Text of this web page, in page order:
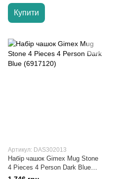
Купити
Артикул: DAS302013
Набір чашок Gimex Mug Stone
4 Pieces 4 Person Dark Blue
(6917120)